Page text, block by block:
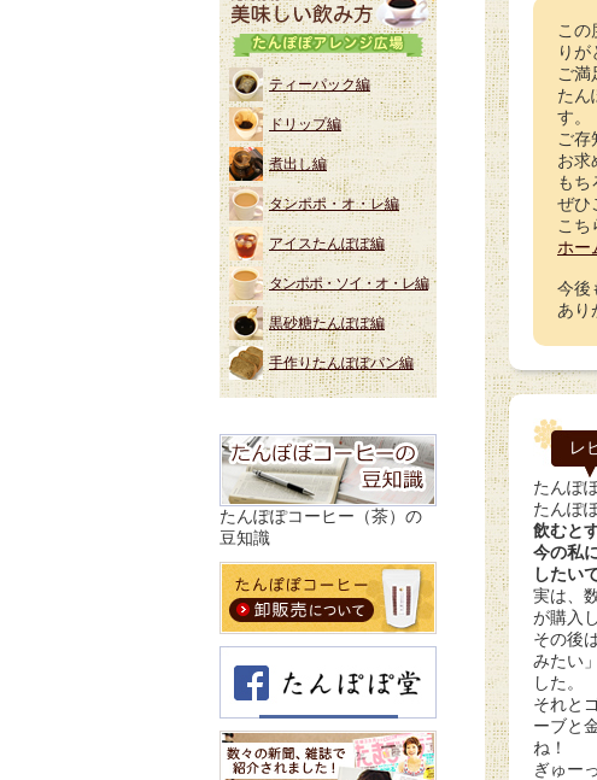
この
りが
ご満
たん
す。
ご存
お求
もち
ぜひ
こち
ホー
今後
あり
レ
たんぽ
たんぽ
飲むと
今の私
したい
実は、
が購入
その後
みたい
した。
それと
ーブと
ね！
ぎゅー
ティーパック編
ドリップ編
煮出し編
タンポポ・オ・レ編
アイスたんぽぽ編
タンポポ・ソイ・オ・レ編
黒砂糖たんぽぽ編
手作りたんぽぽパン編
たんぽぽコーヒー（茶）の
豆知識